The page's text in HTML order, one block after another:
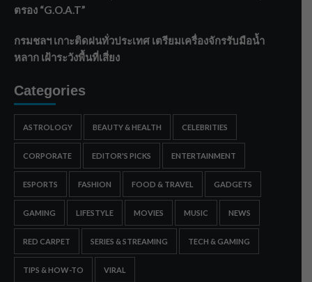
ตรอง “G.O.A.T”
กรมชลฯ เกาะติดฝนทั่วประเทศ เตรียมเครื่องจักรรับมือน้ำ
หลาก เฝ้าระวังพื้นที่เสี่ยง
Categories
ASTROLOGY BEAUTY & HEALTH CELEBRITIES
CORPORATE EDITOR'S PICKS ENTERTAINMENT
ESPORTS FASHION FOOD & TRAVEL GADGETS
GAMING LIFESTYLE MOVIES MUSIC NEWS
RED CARPET SERIES & STREAMING TECH & GAMING
TIPS & HOW-TO VIRAL